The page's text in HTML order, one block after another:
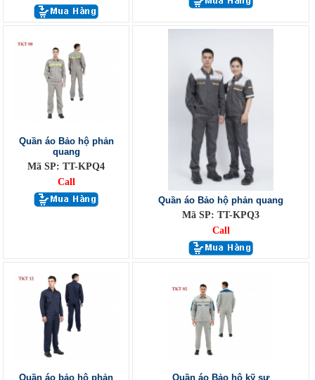
Quần áo Bảo hộ phản
quang
Mã SP: TT-KPQ4
Call
Quần áo Bảo hộ phản quang
Mã SP: TT-KPQ3
Call
Quần áo bảo hộ phản
Quần áo Bảo hộ kỹ sư